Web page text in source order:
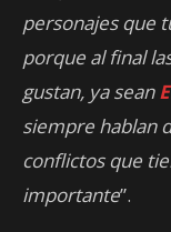
personajes que
porque al final
gustan, ya sean
siempre hablan
conflictos que
importante”.